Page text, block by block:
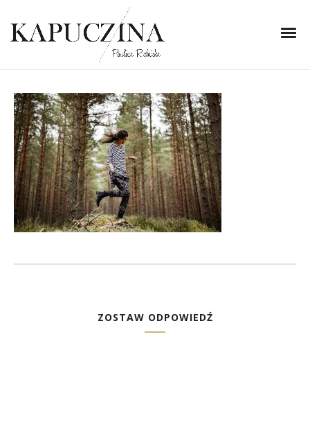
11 października 2014
DSC_3856
Written by
ZOSTAW ODPOWIEDŹ